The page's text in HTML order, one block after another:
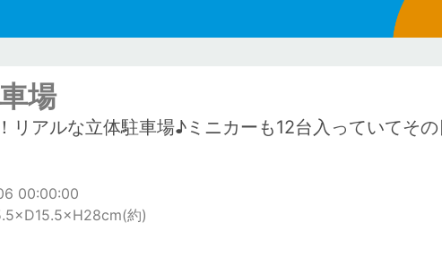
場
リアルな立体駐車場♪ミニカーも12台入っていてそ
00:00:00
約)